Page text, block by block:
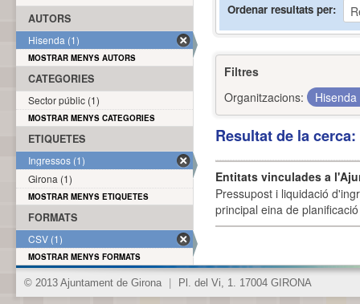
Ordenar resultats per
Filtres
Organitzacions:
Hisenda
Resultat de la
Entitats vinculades a
Pressupost i liquidació
principal eina de
AUTORS
Hisenda (1)
MOSTRAR MENYS AUTORS
CATEGORIES
Sector públic (1)
MOSTRAR MENYS CATEGORIES
ETIQUETES
Ingressos (1)
Girona (1)
MOSTRAR MENYS ETIQUETES
FORMATS
CSV (1)
MOSTRAR MENYS FORMATS
© 2013 Ajuntament de Girona Pl. del Vi, 1. 17004 GIRONA